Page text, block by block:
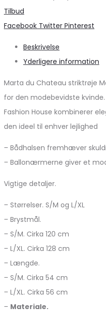
Tilbud
Share
Facebook Twitter Pinterest
Beskrivelse
Yderligere information
Marta du Chateau striktrøje
for den modebevidste
Fashion House kombinerer
den ideel til enhver lejlighed
– Bådhalsen fremhæver
– Ballonærmerne giver et
Vigtige detaljer.
– Størrelser. S/M og L/XL
– Brystmål.
– S/M. Cirka 120 cm
– L/XL. Cirka 128 cm
– Længde.
– S/M. Cirka 54 cm
– L/XL. Cirka 56 cm
– Materiale.